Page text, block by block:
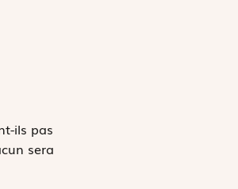
ils pas
sera